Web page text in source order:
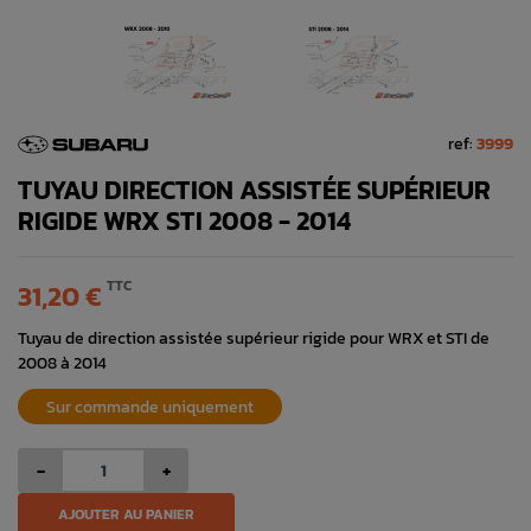
ref:3999
TUYAU DIRECTION ASSISTÉE SUPÉRIEUR
RIGIDE WRX STI 2008 - 2014
31,20 € TTC
Tuyau de direction assistée supérieur rigide pour WRX et STI de
2008 à 2014
Sur commande uniquement
- +
AJOUTER AU PANIER